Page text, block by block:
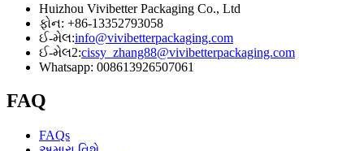
Huizhou Vivibetter Packaging Co., Ltd
ફોન: +86-13352793058
ઈ-મેલ:info@vivibetterpackaging.com
ઈ-મેલ2:cissy_zhang88@vivibetterpackaging.com
Whatsapp: 008613926507061
FAQ
FAQs